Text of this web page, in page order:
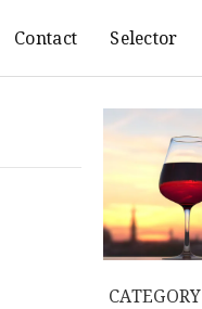
Contact Selector
CATEGORY